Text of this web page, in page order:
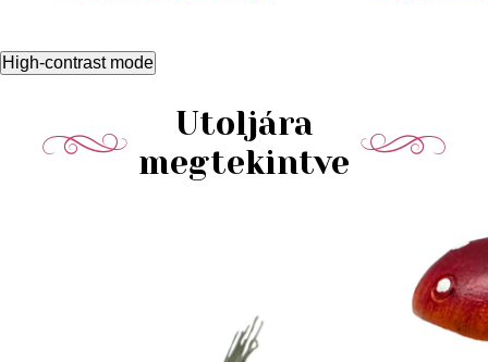
High-contrast mode
Utoljára
megtekintve